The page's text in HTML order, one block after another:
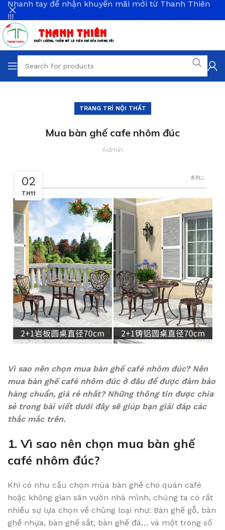
TRANG TRÍ NỘI THẤT
Mua bàn ghế cafe nhôm đúc
Admin
02
TH11
Vì sao nên chọn mua bàn ghế café nhôm đúc? Nên
mua bàn ghế café nhôm đúc ở đâu để được đảm bảo
hàng chuẩn, giá rẻ nhất? Những thông tin được chia
sẻ trong bài viết dưới đây sẽ giúp bạn giải đáp các
thắc mắc trên.
1. Vì sao nên chọn mua bàn ghế
café nhôm đúc?
Khi có nhu cầu chọn mùa bàn ghế cho quán café
hoặc không gian sân vườn nhà mình, chúng ta có rất
nhiều sự lựa chọn về chủng loại như: Bàn ghế gỗ, bàn
ghế nhựa, bàn ghế sắt, bàn ghế đá… và một trong số
Nhanh tay để nhận khuyến mãi mới từ Thanh Thiên
!!!